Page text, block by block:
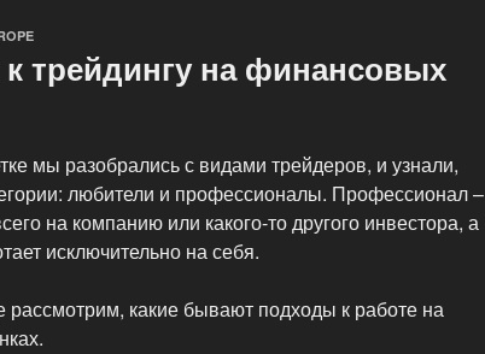
трейдингу на финансовых
мы разобрались с видами трейдеров, и узнали,
любители и профессионалы. Профессионал –
на компанию или какого-то другого инвестора, а
исключительно на себя.
рассмотрим, какие бывают подходы к работе на